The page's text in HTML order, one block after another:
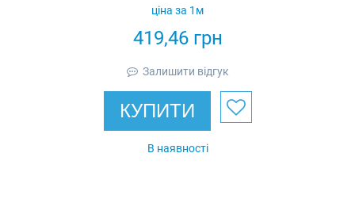
419,46грн
ціна за 1м
Залишити відгук
КУПИТИ
В наявності